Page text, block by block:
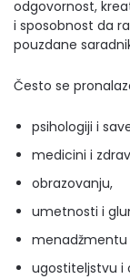
odgovornost,
i sposobnost da
pouzdane
Često se
psihologiji i
medicini i
obrazovanju,
umetnosti i
menadžmentu
ugostiteljstvu i